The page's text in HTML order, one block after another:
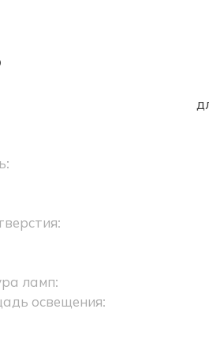
ламп:
освещения: